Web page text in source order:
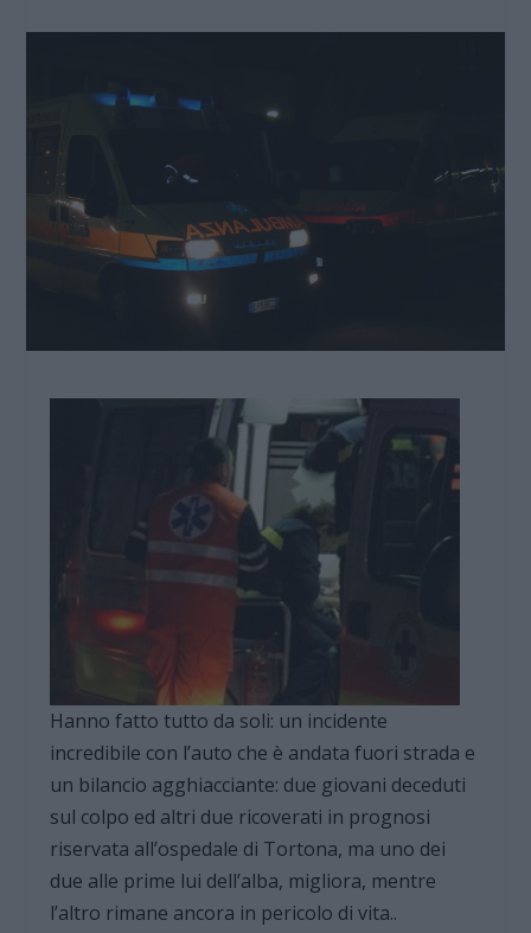
Hanno fatto tutto da soli: un incidente
incredibile con l’auto che è andata fuori strada e
un bilancio agghiacciante: due giovani deceduti
sul colpo ed altri due ricoverati in prognosi
riservata all’ospedale di Tortona, ma uno dei
due alle prime lui dell’alba, migliora, mentre
l’altro rimane ancora in pericolo di vita..